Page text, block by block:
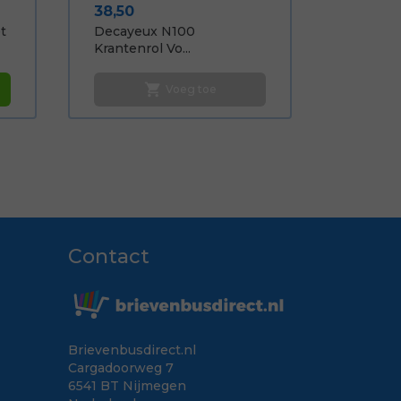
Prijs
38,50
Decayeux N100
Krantenrol Vo...
Contact
Brievenbusdirect.nl
Cargadoorweg 7
6541 BT Nijmegen